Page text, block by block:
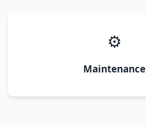
⚙️
Maintenance